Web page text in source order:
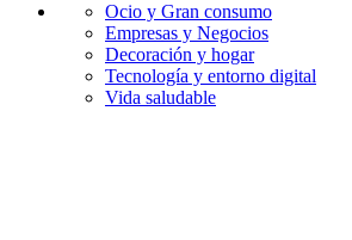
Ocio y Gran consumo
Empresas y Negocios
Decoración y hogar
Tecnología y entorno digital
Vida saludable